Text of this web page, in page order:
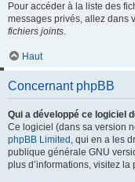
Pour accéder à la liste des
messages privés, allez dans
fichiers joints.
Haut
Concernant phpBB
Qui a développé ce logiciel
Ce logiciel (dans sa version
phpBB Limited , qui en a les
publique générale GNU
plus d’informations, visitez la